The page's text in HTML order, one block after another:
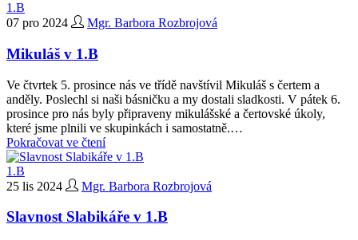
1.B
07 pro 2024
Mgr. Barbora Rozbrojová
Mikuláš v 1.B
Ve čtvrtek 5. prosince nás ve třídě navštívil Mikuláš s čertem a
anděly. Poslechl si naši básničku a my dostali sladkosti. V pátek 6.
prosince pro nás byly připraveny mikulášské a čertovské úkoly,
které jsme plnili ve skupinkách i samostatně.…
Pokračovat ve čtení
1.B
25 lis 2024
Mgr. Barbora Rozbrojová
Slavnost Slabikáře v 1.B